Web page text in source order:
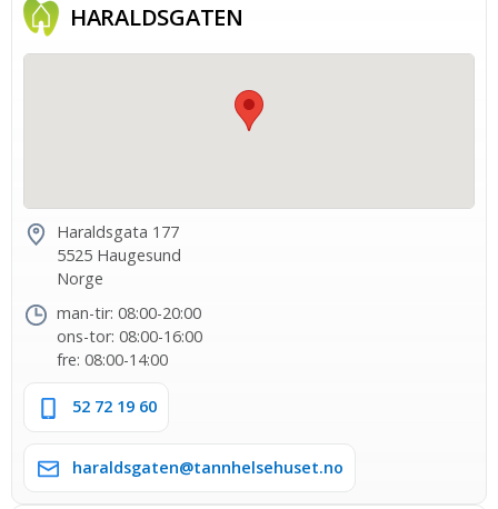
HARALDS­GATEN
Haraldsgata 177
5525 Haugesund
Norge
man-tir: 08:00-20:00
ons-tor: 08:00-16:00
fre: 08:00-14:00
52 72 19 60
haraldsgaten@tannhelsehuset.no